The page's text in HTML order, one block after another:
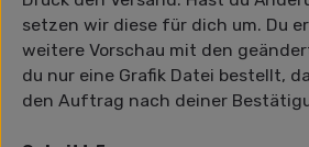
setzen wir diese für dich um. Du
weitere Vorschau mit den
du nur eine Grafik Datei bestellt,
den Auftrag nach deiner